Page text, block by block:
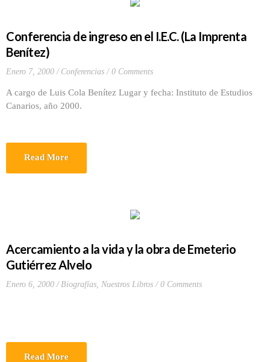
Conferencia de ingreso en el I.E.C. (La Imprenta
Benítez)
Enero 7, 2000 Conferencias 0 Comments
A cargo de Luis Cola Benítez Lugar y fecha: Instituto de Estudios
Canarios, año 2000.
Read More
Acercamiento a la vida y la obra de Emeterio
Gutiérrez Alvelo
Enero 6, 2000 Biografías, Nuestros Libros 0 Comments
Read More